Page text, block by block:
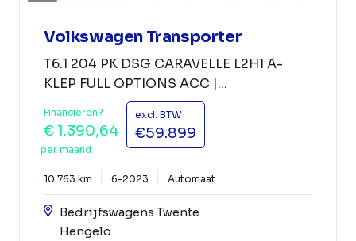
Volkswagen Transporter
T6.1 204 PK DSG CARAVELLE L2H1 A-
KLEP FULL OPTIONS ACC |...
Financieren?
€ 1.390,64
per maand
excl. BTW
€59.899
10.763 km 6-2023 Automaat
Bedrijfswagens Twente
Hengelo